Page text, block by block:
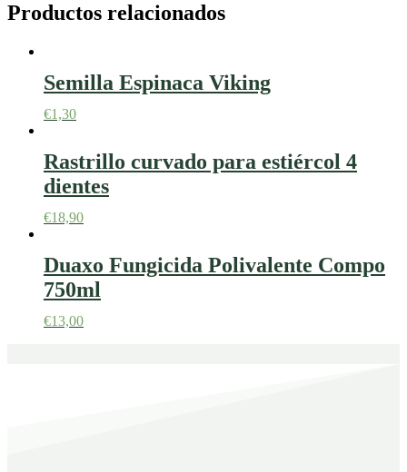
Productos relacionados
Semilla Espinaca Viking
€1,30
Rastrillo curvado para estiércol 4
dientes
€18,90
Duaxo Fungicida Polivalente Compo
750ml
€13,00